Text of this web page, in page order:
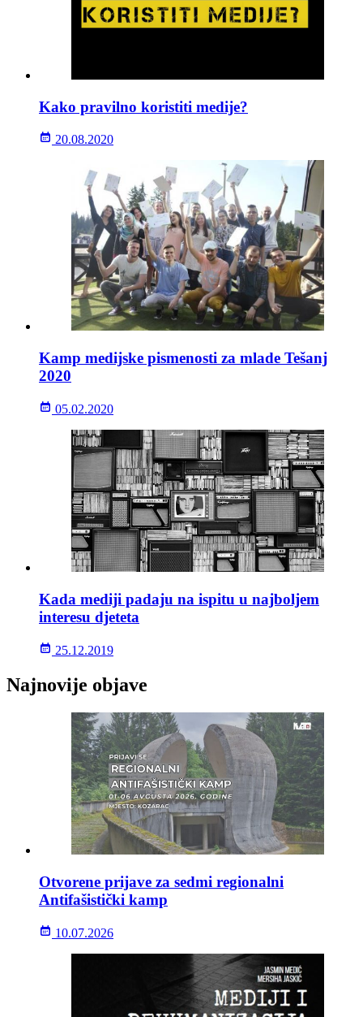
Kako pravilno koristiti medije?
20.08.2020
Kamp medijske pismenosti za mlade Tešanj
2020
05.02.2020
Kada mediji padaju na ispitu u najboljem
interesu djeteta
25.12.2019
Najnovije objave
Otvorene prijave za sedmi regionalni
Antifašistički kamp
10.07.2026